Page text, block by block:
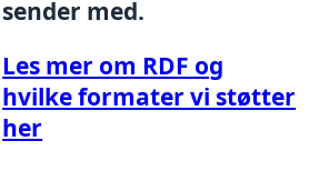
sender med.
Les mer om RDF og
hvilke formater vi støtter
her